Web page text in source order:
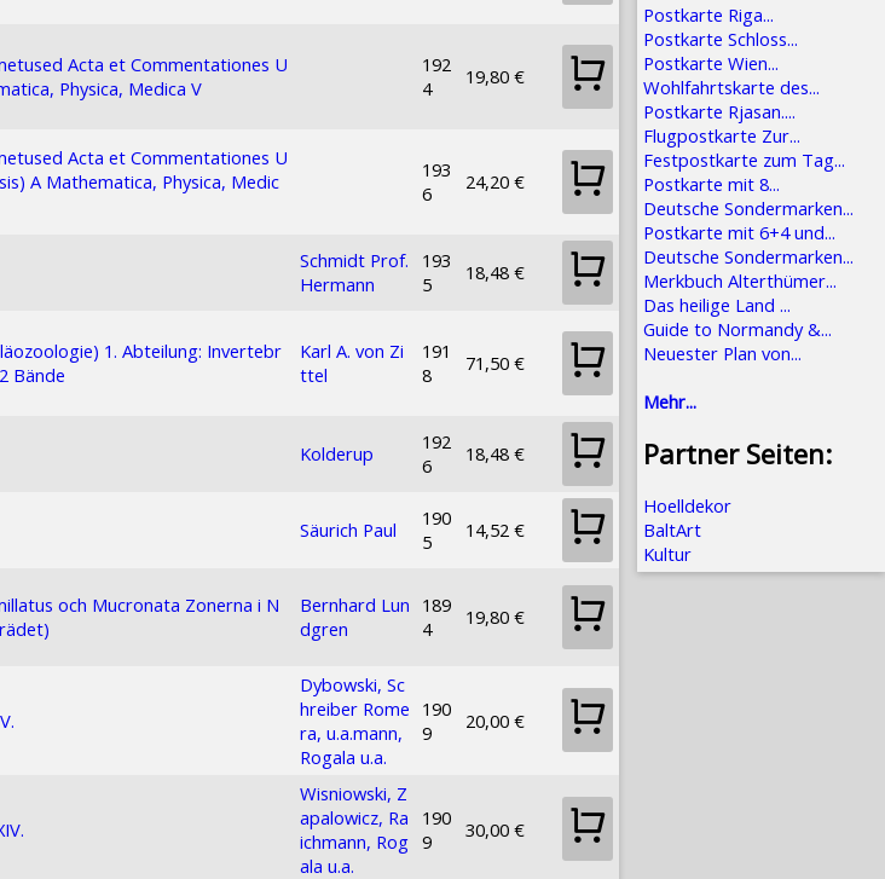
Postkarte Riga...
Postkarte Schloss...
Postkarte Wien...
Wohlfahrtskarte des...
Postkarte Rjasan....
Flugpostkarte Zur...
Festpostkarte zum Tag...
Postkarte mit 8...
Deutsche Sondermarken...
Postkarte mit 6+4 und...
Deutsche Sondermarken...
Merkbuch Alterthümer...
Das heilige Land ...
Guide to Normandy &...
Neuester Plan von...
Mehr...
Partner Seiten:
Hoelldekor
BaltArt
Kultur
Acta et Commentationes U
Physica, Medica V
192
4
19,80 €
Acta et Commentationes U
A Mathematica, Physica, Medic
193
6
24,20 €
Schmidt Prof.
Hermann
193
5
18,48 €
1. Abteilung: Invertebr
Bände
Karl A. von Zi
ttel
191
8
71,50 €
Kolderup
192
6
18,48 €
Säurich Paul
190
5
14,52 €
och Mucronata Zonerna i N
Bernhard Lun
dgren
189
4
19,80 €
Dybowski, Sc
hreiber Rome
ra, u.a.mann,
Rogala u.a.
190
9
20,00 €
Wisniowski, Z
apalowicz, Ra
ichmann, Rog
ala u.a.
190
9
30,00 €